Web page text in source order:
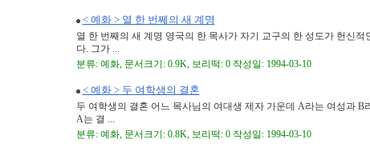
< 예화 > 열 한 번쩨의 새 계명
열 한 번째의 새 계명 영국의 한 목사가 자기 교구의 한 성도가 헌신
다. 그가 ...
분류: 예화, 문서크기: 0.9K, 보리떡: 0 작성일: 1994-03-10
< 예화 > 두 여학생의 결혼
두 여학생의 결혼 어느 목사님의 여대생 제자 가운데 A라는 여성과
A는 결 ...
분류: 예화, 문서크기: 0.8K, 보리떡: 0 작성일: 1994-03-10